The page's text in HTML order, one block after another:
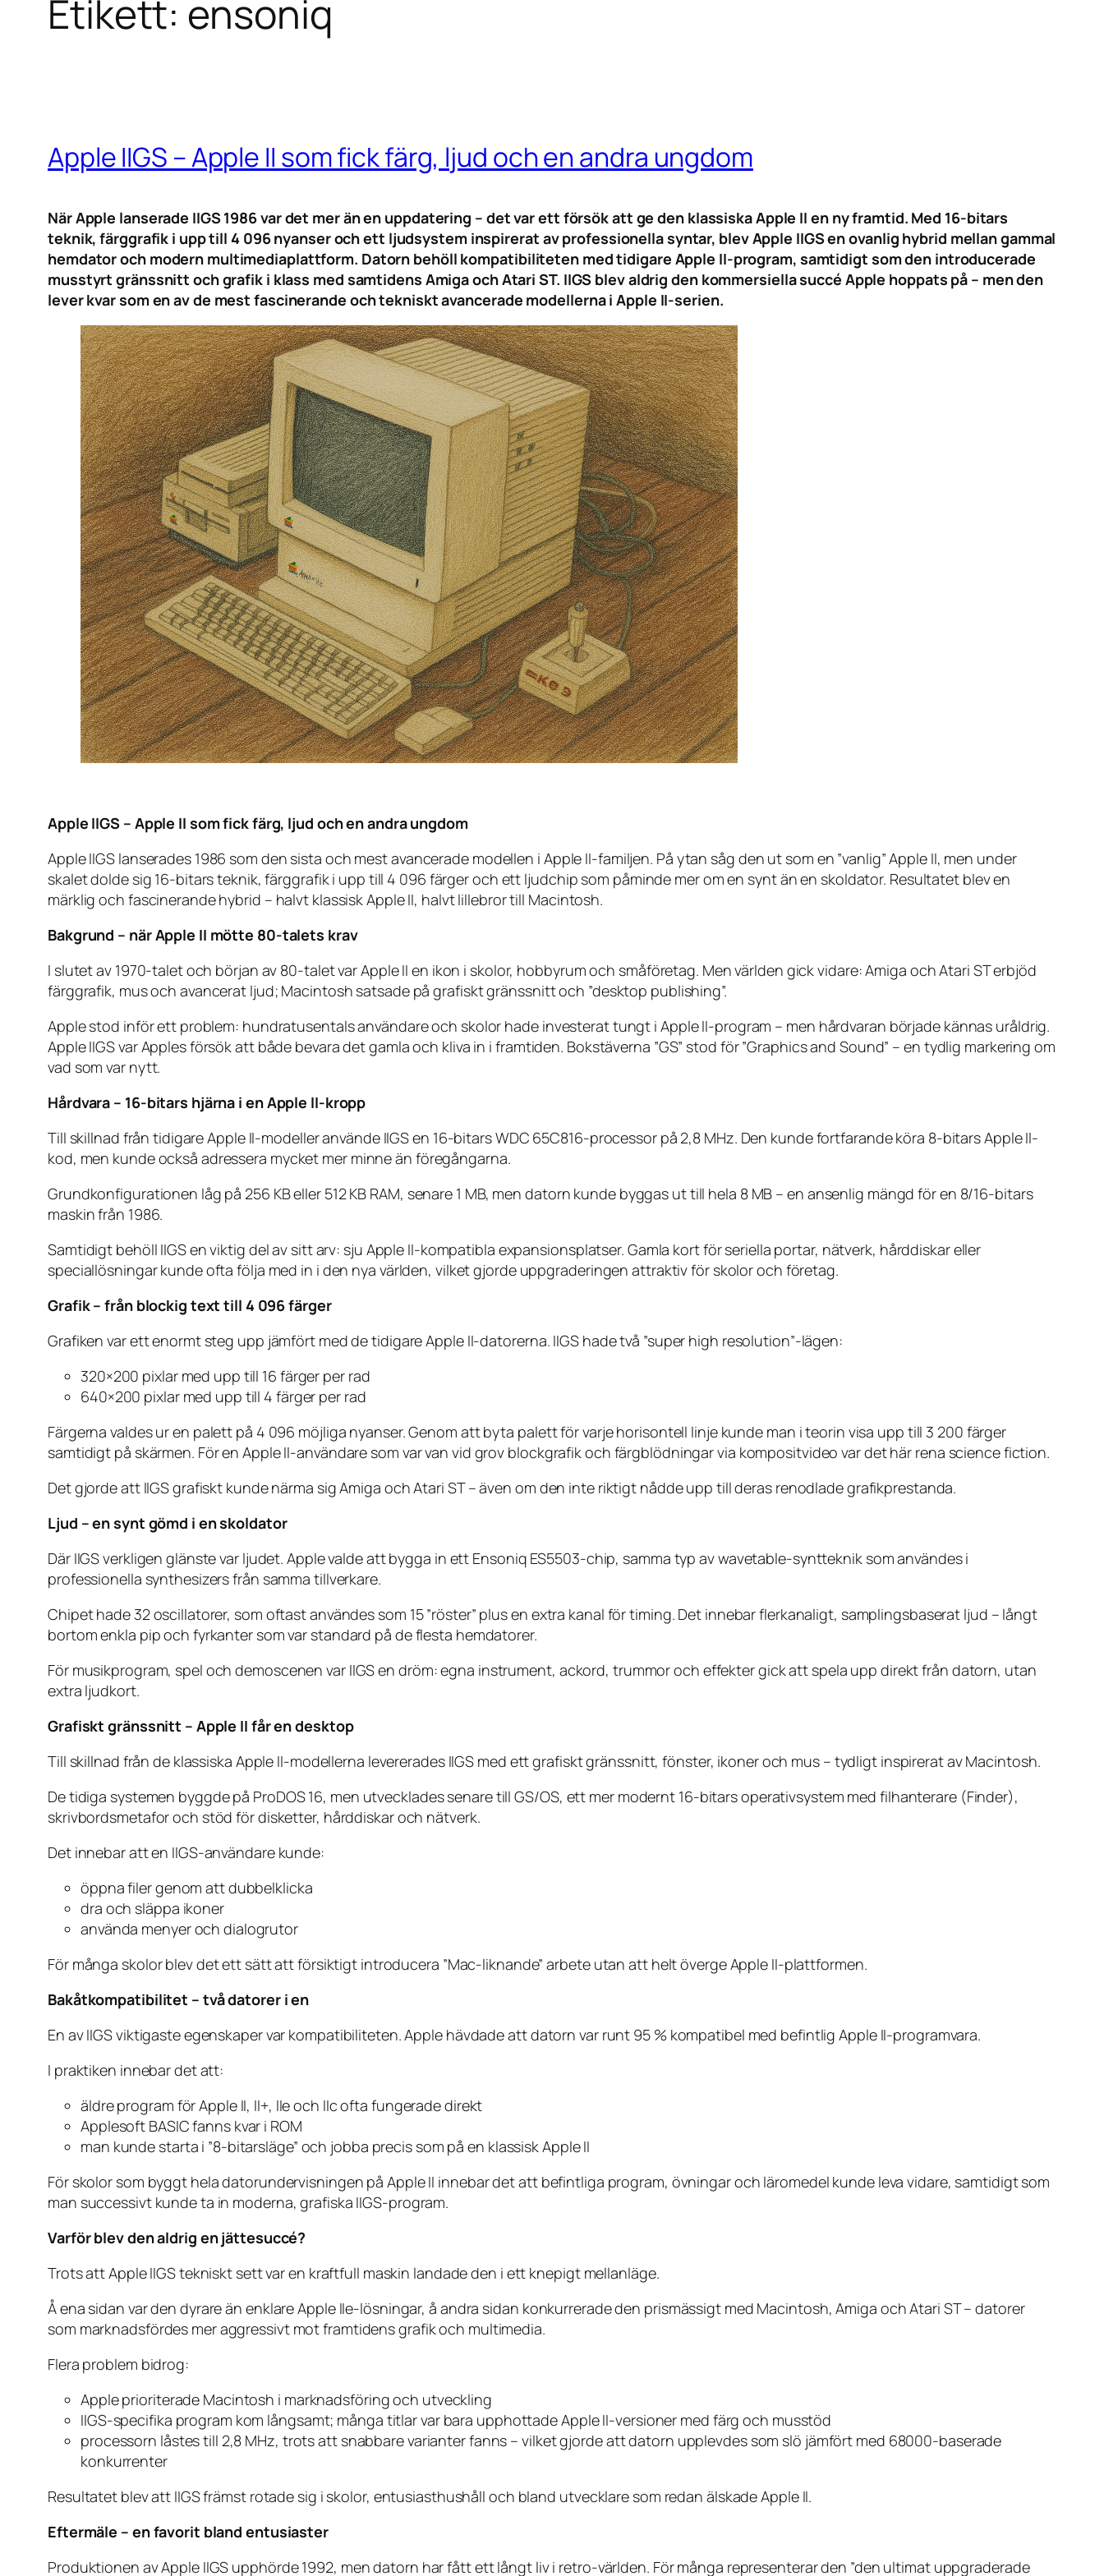
Etikett: ensoniq
Apple IIGS – Apple II som fick färg, ljud och en andra ungdom
När Apple lanserade IIGS 1986 var det mer än en uppdatering – det var ett försök att ge den klassiska Apple II en ny framtid. Med 16-bitars
teknik, färggrafik i upp till 4 096 nyanser och ett ljudsystem inspirerat av professionella syntar, blev Apple IIGS en ovanlig hybrid mellan gammal
hemdator och modern multimediaplattform. Datorn behöll kompatibiliteten med tidigare Apple II-program, samtidigt som den introducerade
musstyrt gränssnitt och grafik i klass med samtidens Amiga och Atari ST. IIGS blev aldrig den kommersiella succé Apple hoppats på – men den
lever kvar som en av de mest fascinerande och tekniskt avancerade modellerna i Apple II-serien.
Apple IIGS – Apple II som fick färg, ljud och en andra ungdom
Apple IIGS lanserades 1986 som den sista och mest avancerade modellen i Apple II-familjen. På ytan såg den ut som en ”vanlig” Apple II, men under
skalet dolde sig 16-bitars teknik, färggrafik i upp till 4 096 färger och ett ljudchip som påminde mer om en synt än en skoldator. Resultatet blev en
märklig och fascinerande hybrid – halvt klassisk Apple II, halvt lillebror till Macintosh.
Bakgrund – när Apple II mötte 80-talets krav
I slutet av 1970-talet och början av 80-talet var Apple II en ikon i skolor, hobbyrum och småföretag. Men världen gick vidare: Amiga och Atari ST erbjöd
färggrafik, mus och avancerat ljud; Macintosh satsade på grafiskt gränssnitt och ”desktop publishing”.
Apple stod inför ett problem: hundratusentals användare och skolor hade investerat tungt i Apple II-program – men hårdvaran började kännas uråldrig.
Apple IIGS var Apples försök att både bevara det gamla och kliva in i framtiden. Bokstäverna ”GS” stod för ”Graphics and Sound” – en tydlig markering om
vad som var nytt.
Hårdvara – 16-bitars hjärna i en Apple II-kropp
Till skillnad från tidigare Apple II-modeller använde IIGS en 16-bitars WDC 65C816-processor på 2,8 MHz. Den kunde fortfarande köra 8-bitars Apple II-
kod, men kunde också adressera mycket mer minne än föregångarna.
Grundkonfigurationen låg på 256 KB eller 512 KB RAM, senare 1 MB, men datorn kunde byggas ut till hela 8 MB – en ansenlig mängd för en 8/16-bitars
maskin från 1986.
Samtidigt behöll IIGS en viktig del av sitt arv: sju Apple II-kompatibla expansionsplatser. Gamla kort för seriella portar, nätverk, hårddiskar eller
speciallösningar kunde ofta följa med in i den nya världen, vilket gjorde uppgraderingen attraktiv för skolor och företag.
Grafik – från blockig text till 4 096 färger
Grafiken var ett enormt steg upp jämfört med de tidigare Apple II-datorerna. IIGS hade två ”super high resolution”-lägen:
320×200 pixlar med upp till 16 färger per rad
640×200 pixlar med upp till 4 färger per rad
Färgerna valdes ur en palett på 4 096 möjliga nyanser. Genom att byta palett för varje horisontell linje kunde man i teorin visa upp till 3 200 färger
samtidigt på skärmen. För en Apple II-användare som var van vid grov blockgrafik och färgblödningar via kompositvideo var det här rena science fiction.
Det gjorde att IIGS grafiskt kunde närma sig Amiga och Atari ST – även om den inte riktigt nådde upp till deras renodlade grafikprestanda.
Ljud – en synt gömd i en skoldator
Där IIGS verkligen glänste var ljudet. Apple valde att bygga in ett Ensoniq ES5503-chip, samma typ av wavetable-syntteknik som användes i
professionella synthesizers från samma tillverkare.
Chipet hade 32 oscillatorer, som oftast användes som 15 ”röster” plus en extra kanal för timing. Det innebar flerkanaligt, samplingsbaserat ljud – långt
bortom enkla pip och fyrkanter som var standard på de flesta hemdatorer.
För musikprogram, spel och demoscenen var IIGS en dröm: egna instrument, ackord, trummor och effekter gick att spela upp direkt från datorn, utan
extra ljudkort.
Grafiskt gränssnitt – Apple II får en desktop
Till skillnad från de klassiska Apple II-modellerna levererades IIGS med ett grafiskt gränssnitt, fönster, ikoner och mus – tydligt inspirerat av Macintosh.
De tidiga systemen byggde på ProDOS 16, men utvecklades senare till GS/OS, ett mer modernt 16-bitars operativsystem med filhanterare (Finder),
skrivbordsmetafor och stöd för disketter, hårddiskar och nätverk.
Det innebar att en IIGS-användare kunde:
öppna filer genom att dubbelklicka
dra och släppa ikoner
använda menyer och dialogrutor
För många skolor blev det ett sätt att försiktigt introducera ”Mac-liknande” arbete utan att helt överge Apple II-plattformen.
Bakåtkompatibilitet – två datorer i en
En av IIGS viktigaste egenskaper var kompatibiliteten. Apple hävdade att datorn var runt 95 % kompatibel med befintlig Apple II-programvara.
I praktiken innebar det att:
äldre program för Apple II, II+, IIe och IIc ofta fungerade direkt
Applesoft BASIC fanns kvar i ROM
man kunde starta i ”8-bitarsläge” och jobba precis som på en klassisk Apple II
För skolor som byggt hela datorundervisningen på Apple II innebar det att befintliga program, övningar och läromedel kunde leva vidare, samtidigt som
man successivt kunde ta in moderna, grafiska IIGS-program.
Varför blev den aldrig en jättesuccé?
Trots att Apple IIGS tekniskt sett var en kraftfull maskin landade den i ett knepigt mellanläge.
Å ena sidan var den dyrare än enklare Apple IIe-lösningar, å andra sidan konkurrerade den prismässigt med Macintosh, Amiga och Atari ST – datorer
som marknadsfördes mer aggressivt mot framtidens grafik och multimedia.
Flera problem bidrog:
Apple prioriterade Macintosh i marknadsföring och utveckling
IIGS-specifika program kom långsamt; många titlar var bara upphottade Apple II-versioner med färg och musstöd
processorn låstes till 2,8 MHz, trots att snabbare varianter fanns – vilket gjorde att datorn upplevdes som slö jämfört med 68000-baserade
konkurrenter
Resultatet blev att IIGS främst rotade sig i skolor, entusiasthushåll och bland utvecklare som redan älskade Apple II.
Eftermäle – en favorit bland entusiaster
Produktionen av Apple IIGS upphörde 1992, men datorn har fått ett långt liv i retro-världen. För många representerar den ”den ultimat uppgraderade